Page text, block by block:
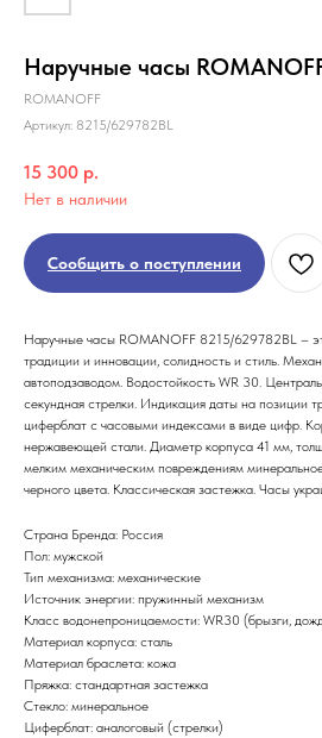
Наручные часы
ROMANOFF
Артикул: 8215/629782BL
15 300 р.
Нет в наличии
Сообщить о поступлении
Наручные часы ROMANOFF 8215/629782BL –
традиции и инновации, солидность и стиль.
автоподзаводом. Водостойкость WR 30.
секундная стрелки. Индикация даты на позиции
циферблат с часовыми индексами в виде цифр.
нержавеющей стали. Диаметр корпуса 41 мм,
мелким механическим повреждениям
черного цвета. Классическая застежка. Часы
Страна Бренда: Россия
Пол: мужской
Тип механизма: механические
Источник энергии: пружинный механизм
Класс водонепроницаемости: WR30 (брызги,
Материал корпуса: сталь
Материал браслета: кожа
Пряжка: стандартная застежка
Стекло: минеральное
Циферблат: аналоговый (стрелки)